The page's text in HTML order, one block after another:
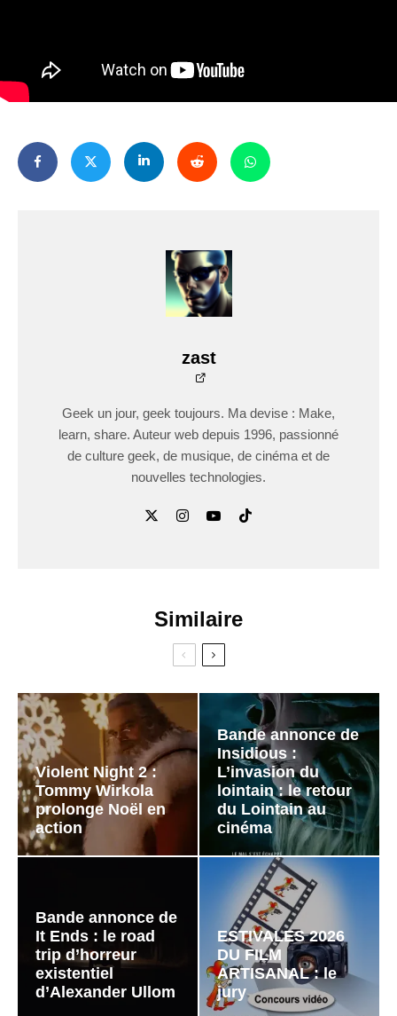
zast
Geek un jour, geek toujours. Ma devise : Make,
learn, share. Auteur web depuis 1996, passionné
de culture geek, de musique, de cinéma et de
nouvelles technologies.
Similaire
Violent Night 2 :
Tommy Wirkola
prolonge Noël en
action
Bande annonce de
Insidious :
L’invasion du
lointain : le retour
du Lointain au
cinéma
Bande annonce de
It Ends : le road
trip d’horreur
existentiel
d’Alexander Ullom
ESTIVALES 2026
DU FILM
ARTISANAL : le
jury